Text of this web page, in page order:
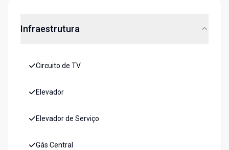
Infraestrutura
Circuito de TV
Elevador
Elevador de Serviço
Gás Central